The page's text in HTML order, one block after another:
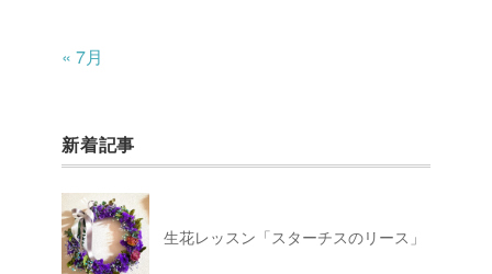
« 7月
新着記事
生花レッスン「スターチスのリース」